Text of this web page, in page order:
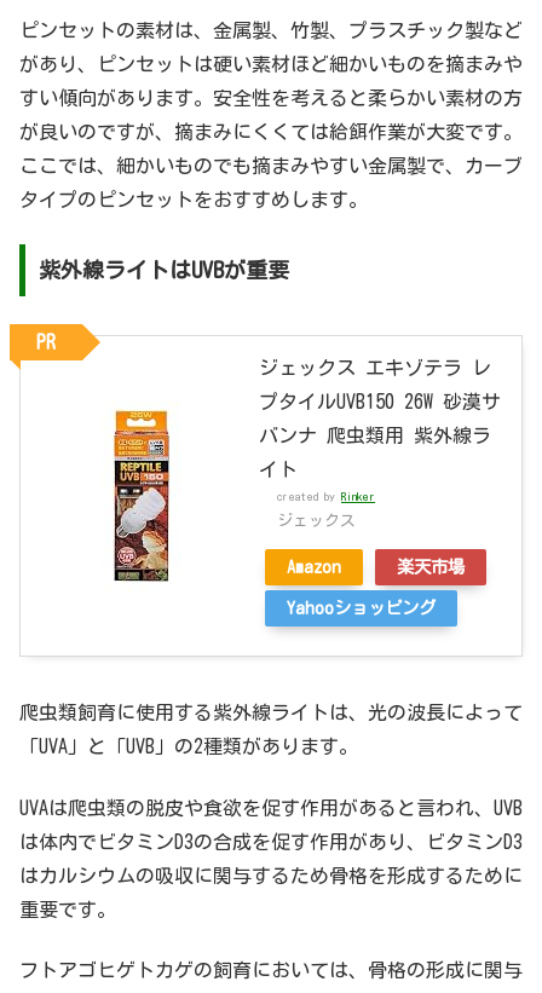
ピンセットの素材は、金属製、竹製、プラスチック製など
があり、ピンセットは硬い素材ほど細かいものを摘まみや
すい傾向があります。安全性を考えると柔らかい素材の方
が良いのですが、摘まみにくくては給餌作業が大変です。
ここでは、細かいものでも摘まみやすい金属製で、カーブ
タイプのピンセットをおすすめします。
紫外線ライトはUVBが重要
ジェックス エキゾテラ レ
プタイルUVB150 26W 砂漠サ
バンナ 爬虫類用 紫外線ラ
イト
created by Rinker
ジェックス
Amazon 楽天市場
Yahooショッピング
PR
爬虫類飼育に使用する紫外線ライトは、光の波長によって
「UVA」と「UVB」の2種類があります。
UVAは爬虫類の脱皮や食欲を促す作用があると言われ、UVB
は体内でビタミンD3の合成を促す作用があり、ビタミンD3
はカルシウムの吸収に関与するため骨格を形成するために
重要です。
フトアゴヒゲトカゲの飼育においては、骨格の形成に関与